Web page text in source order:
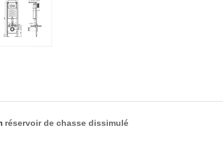
réservoir de chasse dissimulé